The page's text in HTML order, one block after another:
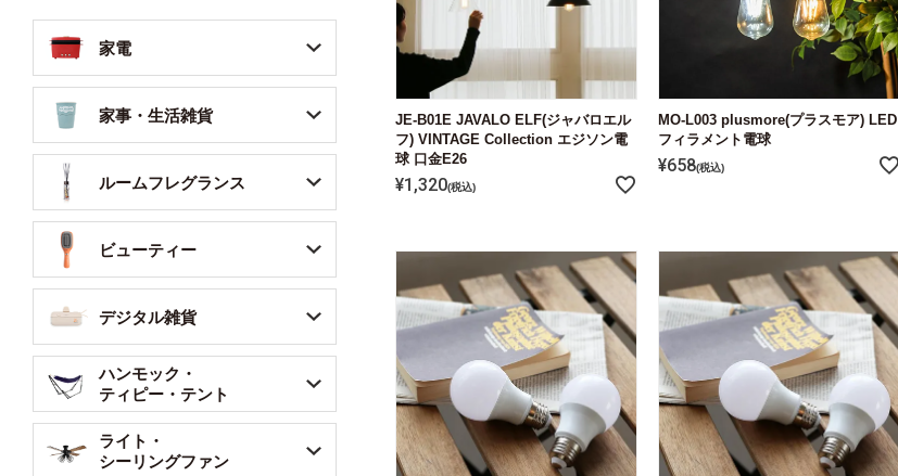
家電
家事・生活雑貨
ルームフレグランス
ビューティー
デジタル雑貨
ハンモック・
ティピー・テント
ライト・
シーリングファン
JE-B01E JAVALO ELF(ジャバロエル
フ) VINTAGE Collection エジソン電
球 口金E26
¥1,320 税込
MO-L003 plusmore(プラスモア) LED
フィラメント電球
¥658 税込